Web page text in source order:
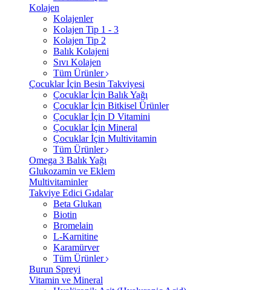
Kolajen
Kolajenler
Kolajen Tip 1 - 3
Kolajen Tip 2
Balık Kolajeni
Sıvı Kolajen
Tüm Ürünler
Çocuklar İçin Besin Takviyesi
Çocuklar İçin Balık Yağı
Çocuklar İçin Bitkisel Ürünler
Çocuklar İçin D Vitamini
Çocuklar İçin Mineral
Çocuklar İçin Multivitamin
Tüm Ürünler
Omega 3 Balık Yağı
Glukozamin ve Eklem
Multivitaminler
Takviye Edici Gıdalar
Beta Glukan
Biotin
Bromelain
L-Karnitine
Karamürver
Tüm Ürünler
Burun Spreyi
Vitamin ve Mineral